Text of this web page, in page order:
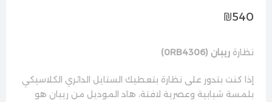
₪540
نظارة ريبان (0RB4306)
إذا كنت بتدور على نظارة بتعطيك الستايل الدائري الكلاسيكي
بلمسة شبابية وعصرية لافتة، هاد الموديل من ريبان هو